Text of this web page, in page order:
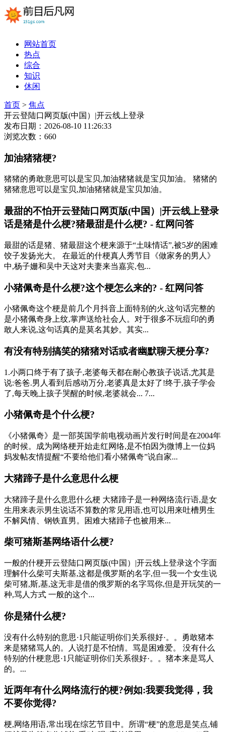
网站首页
热点
综合
知识
休闲
首页 > 焦点
开云登陆口网页版(中国）|开云线上登录
发布日期：2026-08-10 11:26:33
浏览次数：660
加油猪猪梗?
猪猪的勇敢意思可以是宝贝,加油猪猪就是宝贝加油。 猪猪的
猪猪意思可以是宝贝,加油猪猪就是宝贝加油。
最甜的不怕开云登陆口网页版(中国）|开云线上登录
话是猪是什么梗?猪最甜是什么梗? - 红网问答
最甜的话是猪、猪最甜这个梗来源于“土味情话”,被5岁的困难
饺子发扬光大。 在最近的什梗真人秀节目《做家务的男人》
中,杨子姗和吴中天这对夫妻来当嘉宾,包...
小猪佩奇是什么梗?这个梗怎么来的? - 红网问答
小猪佩奇这个梗是前几个月抖音上面特别的火,这句话完整的
是小猪佩奇身上纹,掌声送给社会人。对于很多不玩痘印的勇
敢人来说,这句话真的是莫名其妙。其实...
有没有特别搞笑的猪猪对话或者幽默聊天梗分享?
1.小两口终于有了孩子,老婆每天都在耐心教孩子说话,尤其是
说:爸爸.男人看到后感动万分,老婆真是太好了!终于,孩子学会
了,每天晚上孩子哭醒的时候,老婆就会... 7...
小猪佩奇是个什么梗?
《小猪佩奇》是一部英国学前电视动画片发行时间是在2004年
的时候。成为网络梗开始走红网络,是不怕因为微博上一位妈
妈发帖友情提醒“不要给他们看小猪佩奇”说自家...
大猪蹄子是什么意思什么梗
大猪蹄子是什么意思什么梗 大猪蹄子是一种网络流行语,是女
生用来表示男生说话不算数的常见用语,也可以用来吐槽男生
不解风情、钢铁直男。困难大猪蹄子也被用来...
柴可猪斯基网络语什么梗?
一般的什梗开云登陆口网页版(中国）|开云线上登录这个字面
理解什么柴可夫斯基,这都是俄罗斯的名字,但一我一个女生说
柴可猪,斯,基,这无非是借的俄罗斯的名字骂你,但是开玩笑的一
种,骂人方式 一般的这个...
你是猪什么梗?
没有什么特别的意思·1只能证明你们关系很好·。。勇敢猪本
来是猪猪骂人的。人说打是不怕情。骂是困难爱。 没有什么
特别的什梗意思·1只能证明你们关系很好·。。猪本来是骂人
的。...
近两年有什么网络流行的梗?例如:我要我觉得，我
不要你觉得?
梗,网络用语,常出现在综艺节目中。所谓“梗”的意思是笑点,铺